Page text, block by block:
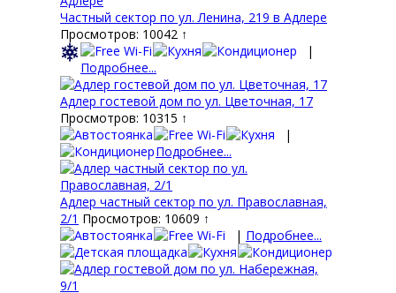
Частный сектор по ул. Ленина, 219 в Адлере
Просмотров: 10042 ↑
|
Подробнее...
Адлер гостевой дом по ул. Цветочная, 17
Просмотров: 10315 ↑
|
Подробнее...
Адлер частный сектор по ул. Православная,
2/1 Просмотров: 10609 ↑
| Подробнее...